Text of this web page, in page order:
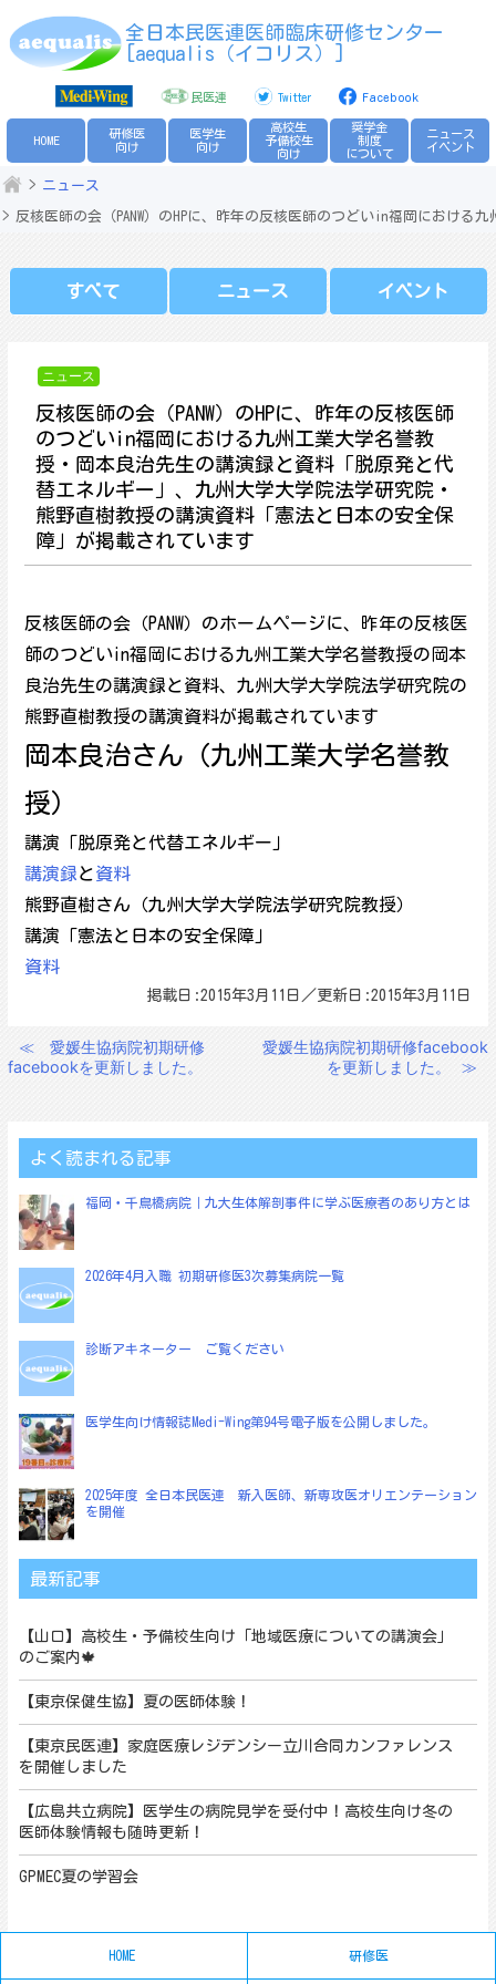
to
全日本民医連医師臨床研修センター
[aequalis（イコリス）]
民医連 Twitter Facebook
HOME
研修医
向け
医学生
向け
高校生
予備校生
向け
奨学金
制度
について
ニュース
イベント
ニュース
反核医師の会（PANW）のHPに、昨年の反核医師のつどいin福岡におけ
すべて ニュース イベント
ニュース
反核医師の会（PANW）のHPに、昨年の反核医師
のつどいin福岡における九州工業大学名誉教
授・岡本良治先生の講演録と資料「脱原発と代
替エネルギー」、九州大学大学院法学研究院・
熊野直樹教授の講演資料「憲法と日本の安全保
障」が掲載されています
反核医師の会（PANW）のホームページに、昨年の反核医
師のつどいin福岡における九州工業大学名誉教授の岡本
良治先生の講演録と資料、九州大学大学院法学研究院の
熊野直樹教授の講演資料が掲載されています
岡本良治さん（九州工業大学名誉教
授）
講演「脱原発と代替エネルギー」
講演録と資料
熊野直樹さん（九州大学大学院法学研究院教授）
講演「憲法と日本の安全保障」
資料
掲載日:2015年3月11日／更新日:2015年3月11日
投
ゲ
ー
シ
ョ
ン
≪
愛媛生協病院初期研修
facebookを更新しました。
愛媛生協病院初期研修facebook
を更新しました。
≫
よく読まれる記事
福岡・千鳥橋病院｜九大生体解剖事件に学ぶ医療者のあり方とは
2026年4月入職 初期研修医3次募集病院一覧
診断アキネーター ご覧ください
医学生向け情報誌Medi-Wing第94号電子版を公開しました。
2025年度 全日本民医連 新入医師、新専攻医オリエンテーション
を開催
最新記事
【山口】高校生・予備校生向け「地域医療についての講演会」
のご案内🍁
【東京保健生協】夏の医師体験！
【東京民医連】家庭医療レジデンシー立川合同カンファレンス
を開催しました
【広島共立病院】医学生の病院見学を受付中！高校生向け冬の
医師体験情報も随時更新！
GPMEC夏の学習会
HOME 研修医